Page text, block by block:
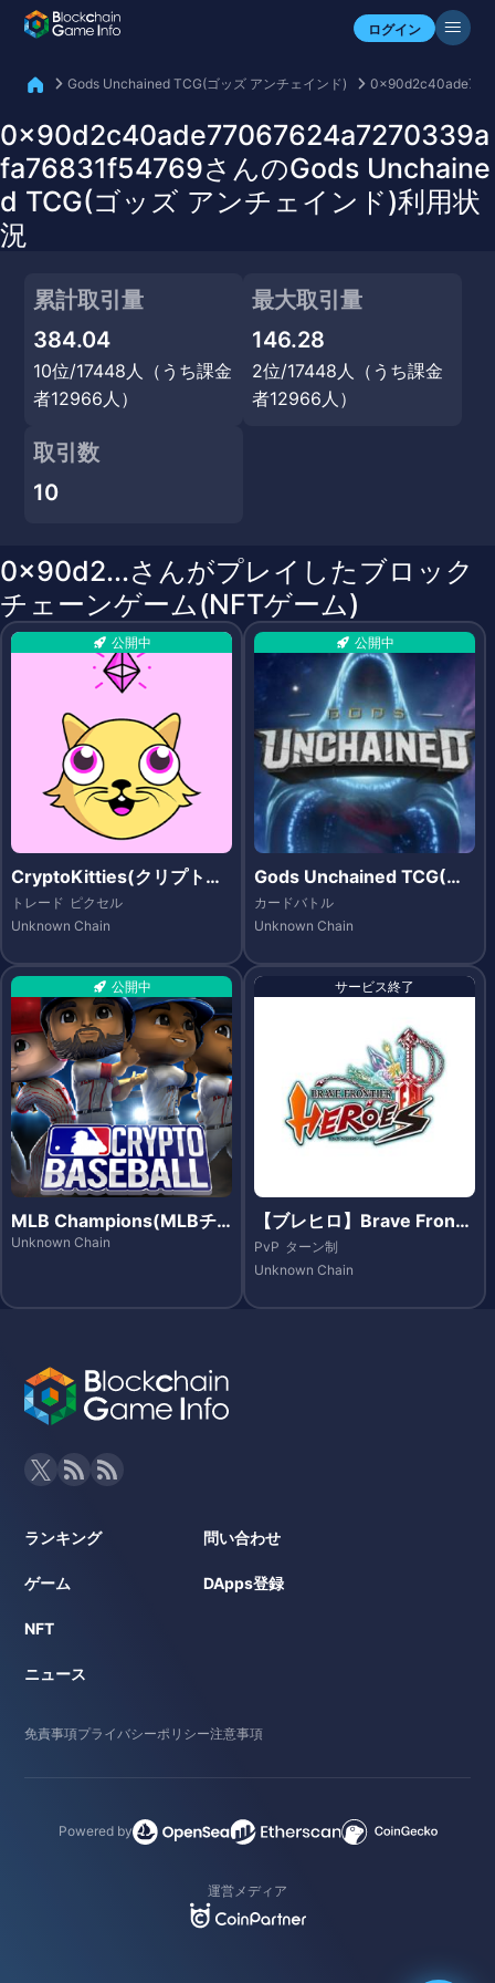
ログイン
自分のアセットを確認
Gods Unchained TCG(ゴッズ アンチェインド)
0x90d2c40ade77067624a7270339a
fa76831f54769さんのGods Unchaine
d TCG(ゴッズ アンチェインド)利用状
況
累計取引量
384.04
10位/17448人（うち課金
者12966人）
最大取引量
146.28
2位/17448人（うち課金
者12966人）
取引数
10
0x90d2...さんがプレイしたブロック
チェーンゲーム(NFTゲーム)
公開中
CryptoKitties(クリプトキ
ティーズ)
トレード ピクセル
Unknown Chain
公開中
Gods Unchained TCG(ゴ
ッズ アンチェインド)
カードバトル
Unknown Chain
公開中
MLB Champions(MLBチ
ャンピオンズ)
Unknown Chain
サービス終了
【ブレヒロ】Brave Fronti
er Heroes（ブレイブ フロ
ンティア ヒーローズ）- Et
PvP ターン制
Unknown Chain
ランキング
ゲーム
NFT
ニュース
問い合わせ
DApps登録
免責事項プライバシーポリシー注意事項
Powered by
運営メディア